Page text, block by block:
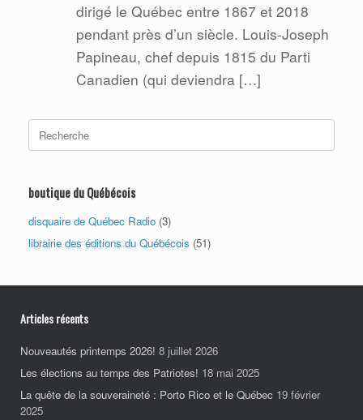
dirigé le Québec entre 1867 et 2018
pendant près d’un siècle. Louis-Joseph
Papineau, chef depuis 1815 du Parti
Canadien (qui deviendra […]
Search
for:
boutique du Québécois
disquaire de Québec Radio (3)
librairie des éditions du Québécois (51)
Articles récents
Nouveautés printemps 2026! 8 juillet 2026
Les élections au temps des Patriotes! 18 mai 2025
La quête de la souveraineté : Porto Rico et le Québec 19 février
2025